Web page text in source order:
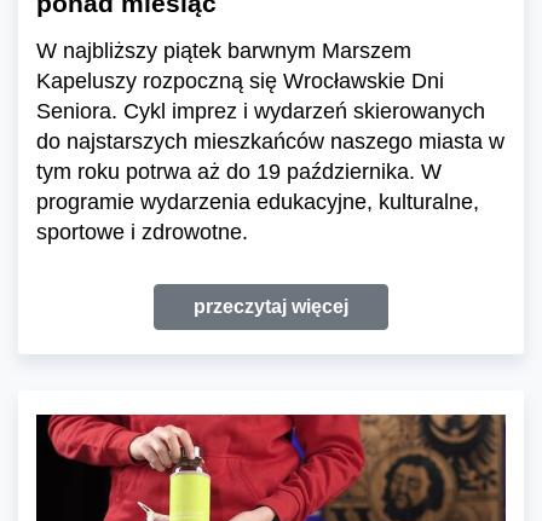
W najbliższy piątek barwnym Marszem
Kapeluszy rozpoczną się Wrocławskie Dni
Seniora. Cykl imprez i wydarzeń skierowanych
do najstarszych mieszkańców naszego miasta w
tym roku potrwa aż do 19 października. W
programie wydarzenia edukacyjne, kulturalne,
sportowe i zdrowotne.
przeczytaj więcej